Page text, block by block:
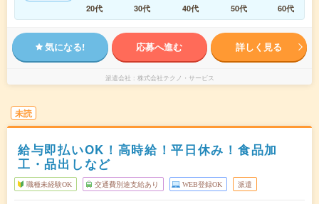
20代
30代 40代 50代 60代
気になる! 応募へ進む 詳しく見る
派遣会社 株式会社テクノ・サービス
未読
給与即払いOK！高時給！平日休み！食品加
工・品出しなど
職種未経験OK 交通費別途支給あり WEB登録OK 派遣